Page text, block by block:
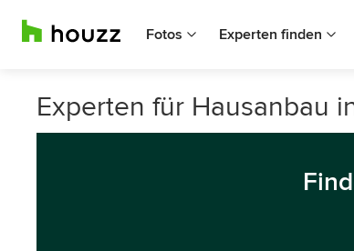
Fotos Experten finden
Experten für Hausanbau